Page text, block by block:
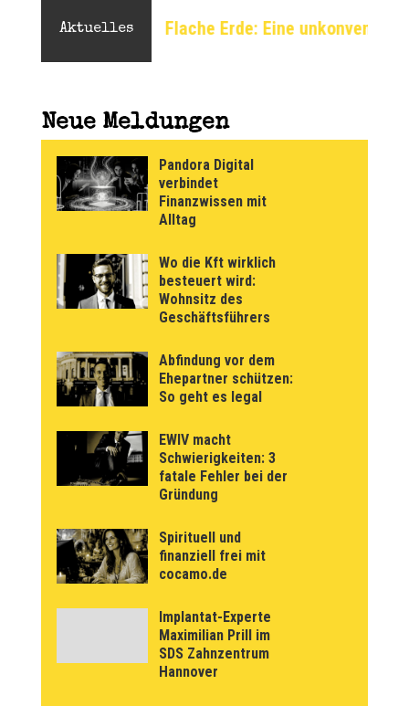
Aktuelles
Flache Erde: Eine unkonventionelle Perspektive auf
Neue Meldungen
Pandora Digital
verbindet
Finanzwissen mit
Alltag
Wo die Kft wirklich
besteuert wird:
Wohnsitz des
Geschäftsführers
Abfindung vor dem
Ehepartner schützen:
So geht es legal
EWIV macht
Schwierigkeiten: 3
fatale Fehler bei der
Gründung
Spirituell und
finanziell frei mit
cocamo.de
Implantat-Experte
Maximilian Prill im
SDS Zahnzentrum
Hannover